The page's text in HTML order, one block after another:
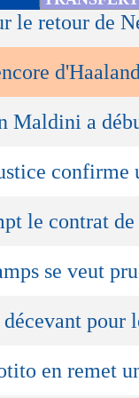
le retour de
Maldini a
confirme
le contrat de
se veut
décevant pour
en remet